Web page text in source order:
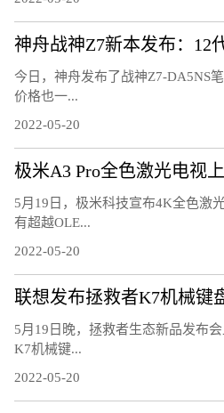
今日，神舟发布了战神Z7-DA5NS
价格也一...
2022-05-20
5月19日，极米科技宣布4K全色激
有超越OLE...
2022-05-20
5月19日晚，拯救者生态新品发布
K7机械键...
2022-05-20